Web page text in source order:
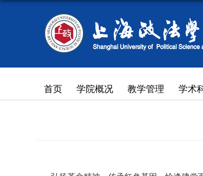
首页 学院概况 教学管理 学术